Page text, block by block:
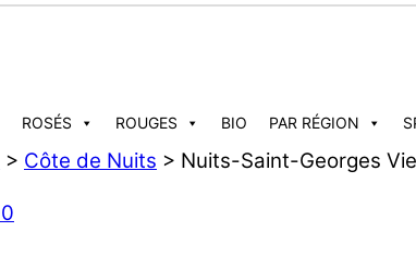
ROSÉS ROUGES BIO PAR RÉGION
> Côte de Nuits > Nuits-Saint-Georges